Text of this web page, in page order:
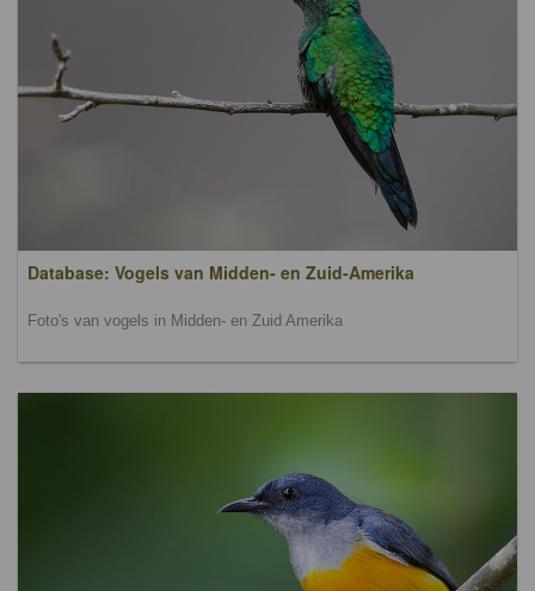
Database: Vogels van Midden- en Zuid-Amerika
Foto's van vogels in Midden- en Zuid Amerika